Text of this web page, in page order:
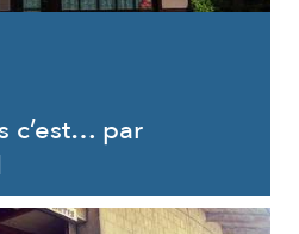
c’est… par